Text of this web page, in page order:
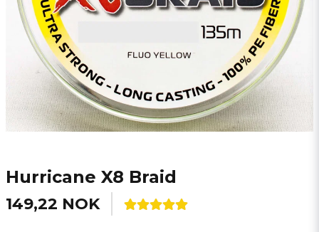
Hurricane X8 Braid
149,22 NOK